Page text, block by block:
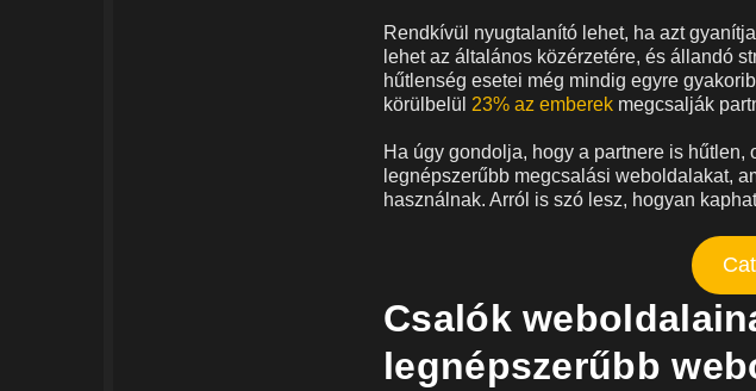
Rendkívül nyugtalanító lehet, ha azt
lehet az általános közérzetére, és állandó
hűtlenség esetei még mindig egyre
körülbelül 23% az emberek megcsalják
Ha úgy gondolja, hogy a partnere is
legnépszerűbb megcsalási weboldalakat,
használnak. Arról is szó lesz, hogyan
Csalók
legnépszerűbb